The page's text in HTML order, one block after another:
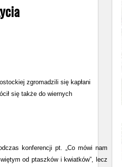
zgromadzili się kapłani
się także do wiernych
konferencji pt. „Co mówi nam
od ptaszków i kwiatków”, lecz